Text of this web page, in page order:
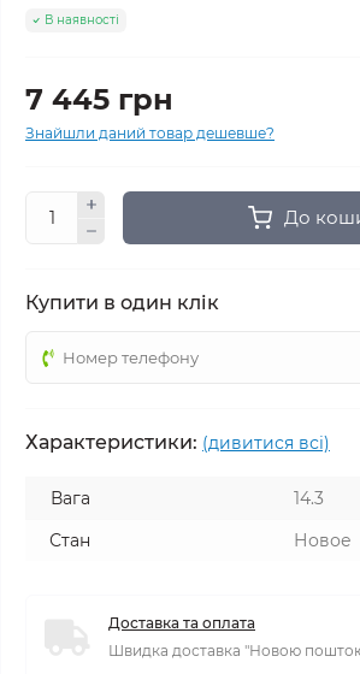
В наявності
7 445 грн
Знайшли даний товар дешевше?
До
Купити в один клік
Характеристики: (дивитися всі)
Вага
14.3
Стан
Новое
Доставка та оплата
Швидка доставка "Новою